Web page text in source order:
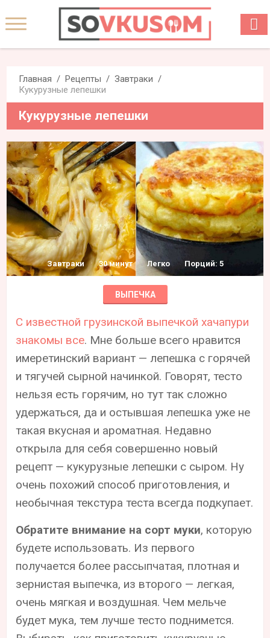
Главная Рецепты
Завтраки
Кукурузные лепешки
Кукурузные лепешки
Завтраки 30 минут Легко Порций: 5
ВЫПЕЧКА
С известной грузинской выпечкой хачапури
знакомы все. Мне больше всего нравится
имеретинский вариант — лепешка с горячей
и тягучей сырной начинкой. Говорят, тесто
нельзя есть горячим, но тут так сложно
удержаться, да и остывшая лепешка уже не
такая вкусная и ароматная. Недавно
открыла для себя совершенно новый
рецепт — кукурузные лепешки с сыром. Ну
очень похожий способ приготовления, и
необычная текстура теста всегда подкупает.
Обратите внимание на сорт муки, которую
будете использовать. Из первого
получается более рассыпчатая, плотная и
зернистая выпечка, из второго — легкая,
очень мягкая и воздушная. Чем мельче
будет мука, тем лучше тесто поднимется.